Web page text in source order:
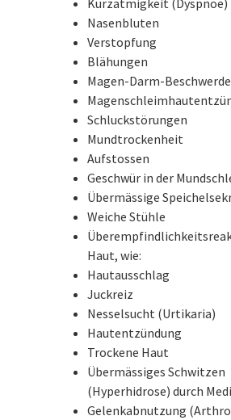
Kurzatmigkeit (Dyspnoe)
Nasenbluten
Verstopfung
Blähungen
Magen-Darm-
Schluckstörungen
Mundtrockenheit
Aufstossen
Geschwür in der
Übermässige
Weiche Stühle
Haut, wie:
Hautausschlag
Juckreiz
Nesselsucht (Urtikaria)
Hautentzündung
Trockene Haut
Übermässiges Schwitzen
(Hyperhidrose) durch
Gelenkabnutzung